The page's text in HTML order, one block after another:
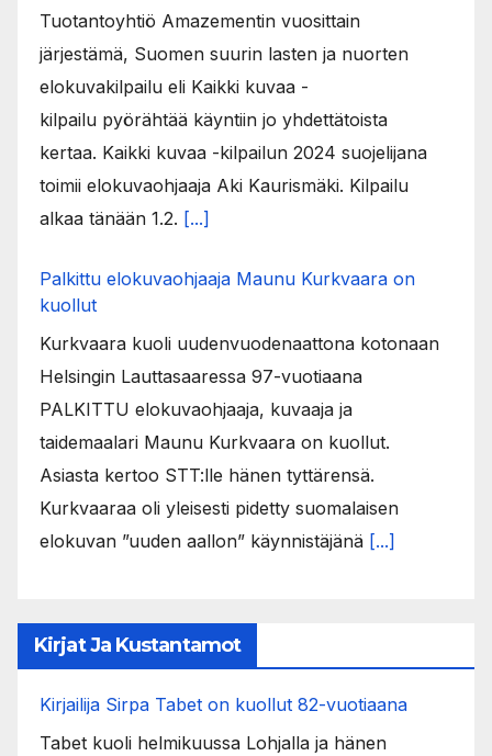
Tuotantoyhtiö Amazementin vuosittain
järjestämä, Suomen suurin lasten ja nuorten
elokuvakilpailu eli Kaikki kuvaa -
kilpailu pyörähtää käyntiin jo yhdettätoista
kertaa. Kaikki kuvaa -kilpailun 2024 suojelijana
toimii elokuvaohjaaja Aki Kaurismäki. Kilpailu
alkaa tänään 1.2. [...]
Palkittu elokuvaohjaaja Maunu Kurkvaara on
kuollut
Kurkvaara kuoli uudenvuodenaattona kotonaan
Helsingin Lauttasaaressa 97-vuotiaana
PALKITTU elokuvaohjaaja, kuvaaja ja
taidemaalari Maunu Kurkvaara on kuollut.
Asiasta kertoo STT:lle hänen tyttärensä.
Kurkvaaraa oli yleisesti pidetty suomalaisen
elokuvan ”uuden aallon” käynnistäjänä [...]
Kirjat Ja Kustantamot
Kirjailija Sirpa Tabet on kuollut 82-vuotiaana
Tabet kuoli helmikuussa Lohjalla ja hänen